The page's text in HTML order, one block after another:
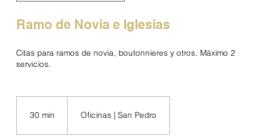
Ramo de Novia e Iglesias
Citas para ramos de novia, boutonnieres y otros. Máximo 2
servicios.
30 min Oficinas | San Pedro